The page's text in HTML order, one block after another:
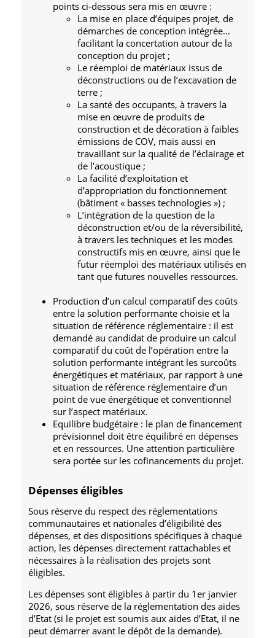
points ci-dessous sera mis en œuvre :
La mise en place d’équipes projet, de
démarches de conception intégrée…
facilitant la concertation autour de la
conception du projet ;
Le réemploi de matériaux issus de
déconstructions ou de l’excavation de
terre ;
La santé des occupants, à travers la
mise en œuvre de produits de
construction et de décoration à faibles
émissions de COV, mais aussi en
travaillant sur la qualité de l’éclairage et
de l’acoustique ;
La facilité d’exploitation et
d’appropriation du fonctionnement
(bâtiment « basses technologies ») ;
L’intégration de la question de la
déconstruction et/ou de la réversibilité,
à travers les techniques et les modes
constructifs mis en œuvre, ainsi que le
futur réemploi des matériaux utilisés en
tant que futures nouvelles ressources.
Production d’un calcul comparatif des coûts
entre la solution performante choisie et la
situation de référence réglementaire : il est
demandé au candidat de produire un calcul
comparatif du coût de l’opération entre la
solution performante intégrant les surcoûts
énergétiques et matériaux, par rapport à une
situation de référence réglementaire d’un
point de vue énergétique et conventionnel
sur l’aspect matériaux.
Equilibre budgétaire : le plan de financement
prévisionnel doit être équilibré en dépenses
et en ressources. Une attention particulière
sera portée sur les cofinancements du projet.
Dépenses éligibles
Sous réserve du respect des réglementations
communautaires et nationales d’éligibilité des
dépenses, et des dispositions spécifiques à chaque
action, les dépenses directement rattachables et
nécessaires à la réalisation des projets sont
éligibles.
Les dépenses sont éligibles à partir du 1er janvier
2026, sous réserve de la réglementation des aides
d’Etat (si le projet est soumis aux aides d’Etat, il ne
peut démarrer avant le dépôt de la demande).